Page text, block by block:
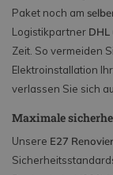
Paket noch am
Logistikpartner DHL
Zeit. So vermeiden
Elektroinstallation
verlassen Sie sich
Maximale
Unsere E27